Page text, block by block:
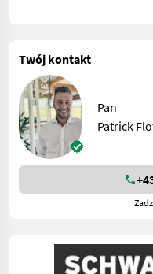
Twój kontakt
Pan
Patrick